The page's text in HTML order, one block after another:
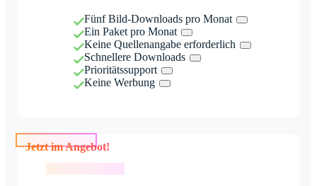
Fünf Bild-Downloads pro Monat
Ein Paket pro Monat
Keine Quellenangabe erforderlich
Schnellere Downloads
Prioritätssupport
Keine Werbung
Jetzt im Angebot!